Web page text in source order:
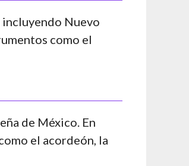
incluyendo Nuevo
como el
de México. En
el acordeón, la